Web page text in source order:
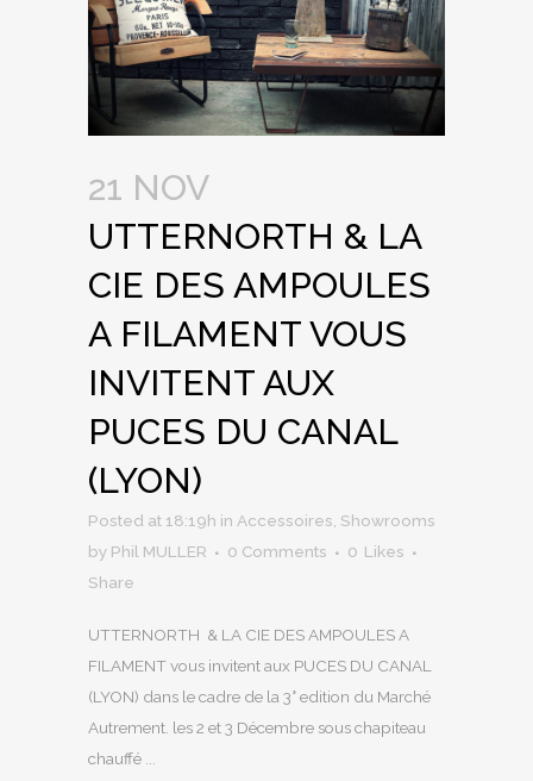
21 NOV
UTTERNORTH & LA
CIE DES AMPOULES
A FILAMENT VOUS
INVITENT AUX
PUCES DU CANAL
(LYON)
Posted at 18:19h in Accessoires Showrooms
by Phil MULLER 0 Comments 0 Likes
Share
UTTERNORTH & LA CIE DES AMPOULES A
FILAMENT vous invitent aux PUCES DU CANAL
(LYON) dans le cadre de la 3° edition du Marché
Autrement. les 2 et 3 Décembre sous chapiteau
chauffé ...